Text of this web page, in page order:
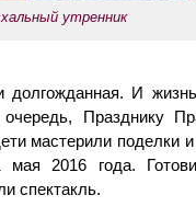
утренник
И
Празднику
мастерили поделки
мая 2016 года.
спектакль.